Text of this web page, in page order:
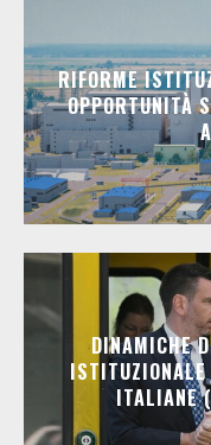
RIFORME
OPPORTUNITÀ
DINAMICHE
ITALIANE